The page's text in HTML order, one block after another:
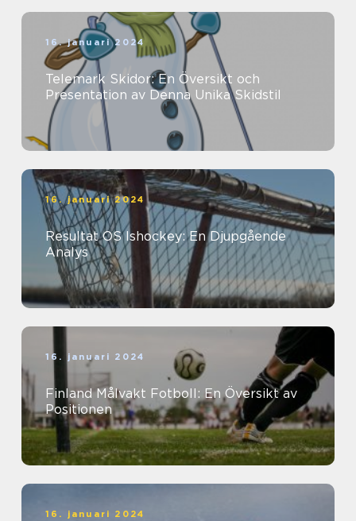
16. januari 2024
Telemark Skidor: En Översikt och
Presentation av Denna Unika Skidstil
16. januari 2024
Resultat OS Ishockey: En Djupgående
Analys
16. januari 2024
Finland Målvakt Fotboll: En Översikt av
Positionen
16. januari 2024